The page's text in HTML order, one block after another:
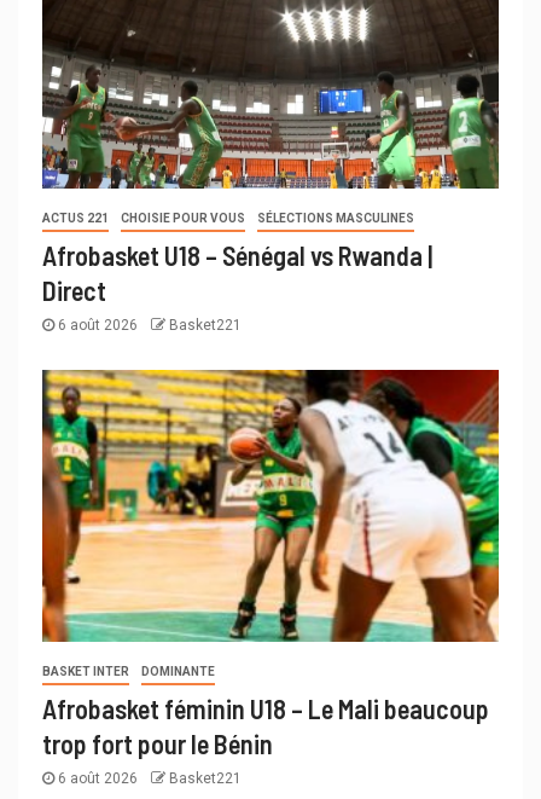
ACTUS 221 CHOISIE POUR VOUS SÉLECTIONS MASCULINES
Afrobasket U18 – Sénégal vs Rwanda |
Direct
6 août 2026 Basket221
BASKET INTER DOMINANTE
Afrobasket féminin U18 – Le Mali beaucoup
trop fort pour le Bénin
6 août 2026 Basket221